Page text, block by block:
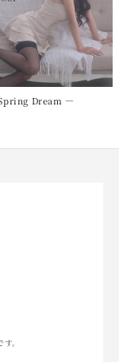
Dream ―
。